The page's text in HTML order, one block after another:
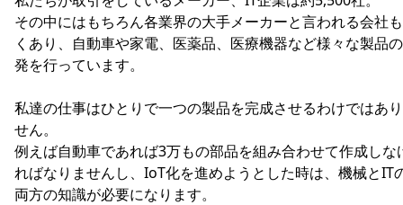
その中にはもちろん各業界の大手メーカーと言われる会社
くあり、自動車や家電、医薬品、医療機器など様々な製品
発を行っています。
私達の仕事はひとりで一つの製品を完成させるわけではあ
せん。
例えば自動車であれば3万もの部品を組み合わせて作成しな
ればなりませんし、IoT化を進めようとした時は、機械とIT
両方の知識が必要になります。